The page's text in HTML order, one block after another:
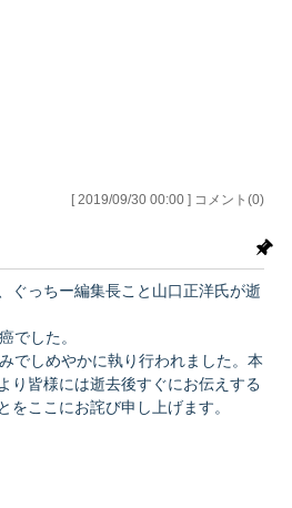
[ 2019/09/30 00:00 ] コメント(0)
ぐっちー編集長こと山口正洋氏が逝
でした。
でしめやかに執り行われました。本
り皆様には逝去後すぐにお伝えする
をここにお詫び申し上げます。